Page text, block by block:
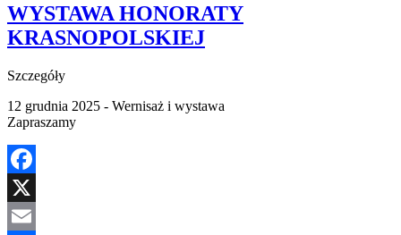
WYSTAWA HONORATY
KRASNOPOLSKIEJ
Szczegóły
12 grudnia 2025 - Wernisaż i wystawa
Zapraszamy
Facebook
X